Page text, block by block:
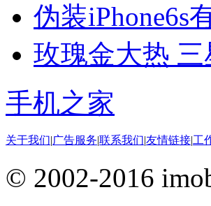
伪装iPhone6s
玫瑰金大热 三
手机之家
关于我们|广告服务|联系我们|友情链接|工
© 2002-2016